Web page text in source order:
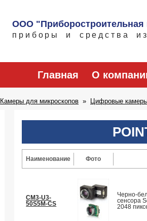
ООО "Приборостроительная
приборы и средства
Главная О
Камеры для микроскопов Цифровые
Наименование Фото
CM3-U3-
50S5M-CS
Черно-
сенсора
2048